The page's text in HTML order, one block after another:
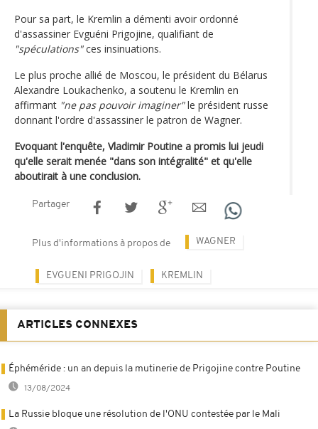
Pour sa part, le Kremlin a démenti avoir ordonné
d'assassiner Evguéni Prigojine, qualifiant de
"spéculations"ces insinuations.
Le plus proche allié de Moscou, le président du Bélarus
Alexandre Loukachenko, a soutenu le Kremlin en
affirmant "ne pas pouvoir imaginer"le président russe
donnant l'ordre d'assassiner le patron de Wagner.
Evoquant l'enquête, Vladimir Poutine a promis lui jeudi
qu'elle serait menée "dans son intégralité" et qu'elle
aboutirait à une conclusion.
Partager
Plus d'informations à propos de WAGNER
EVGUENI PRIGOJIN KREMLIN
ARTICLES CONNEXES
Éphéméride : un an depuis la mutinerie de Prigojine contre Poutine
13/08/2024
La Russie bloque une résolution de l'ONU contestée par le Mali